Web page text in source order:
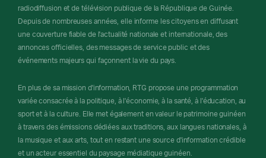
radiodiffusion et de télévision publique de la République de Guinée.
Depuis de nombreuses années, elle informe les citoyens en diffusant
une couverture fiable de l'actualité nationale et internationale, des
annonces officielles, des messages de service public et des
événements majeurs qui façonnent la vie du pays.
En plus de sa mission d'information, RTG propose une programmation
variée consacrée à la politique, à l'économie, à la santé, à l'éducation, au
sport et à la culture. Elle met également en valeur le patrimoine guinéen
à travers des émissions dédiées aux traditions, aux langues nationales, à
la musique et aux arts, tout en restant une source d'information crédible
et un acteur essentiel du paysage médiatique guinéen.